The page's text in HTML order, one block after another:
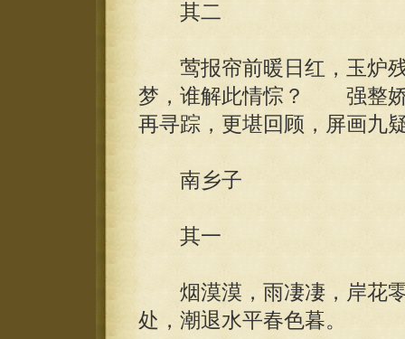
其二
莺报帘前暖日红，玉炉残
梦，谁解此情悰？ 强整娇
再寻踪，更堪回顾，屏画九
南乡子
其一
烟漠漠，雨凄凄，岸花零
处，潮退水平春色暮。